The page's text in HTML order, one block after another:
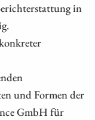
in
und Formen der
GmbH für